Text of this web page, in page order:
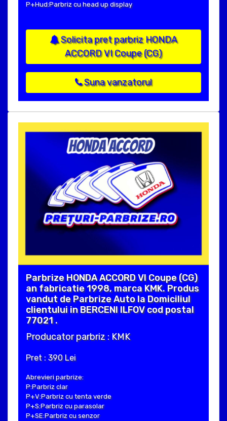
P+Hud:Parbriz cu head up display
Solicita pret parbriz HONDA
ACCORD VI Coupe (CG)
Suna vanzatorul
Parbrize HONDA ACCORD VI Coupe (CG)
an fabricatie 1998, marca KMK. Produs
vandut de Parbrize Auto la Domiciliul
clientului in BERCENI ILFOV cod postal
77021 .
Producator parbriz : KMK
Pret : 390 Lei
Abrevieri parbrize:
P:Parbriz clar
P+V:Parbriz cu tenta verde
P+S:Parbriz cu parasolar
P+SE:Parbriz cu senzor